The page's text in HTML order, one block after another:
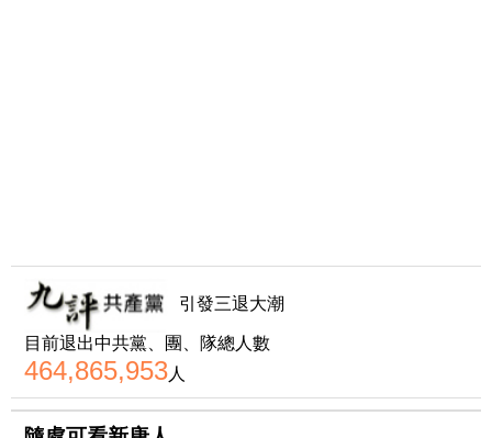
引發三退大潮
目前退出中共黨、團、隊總人數
464,865,953人